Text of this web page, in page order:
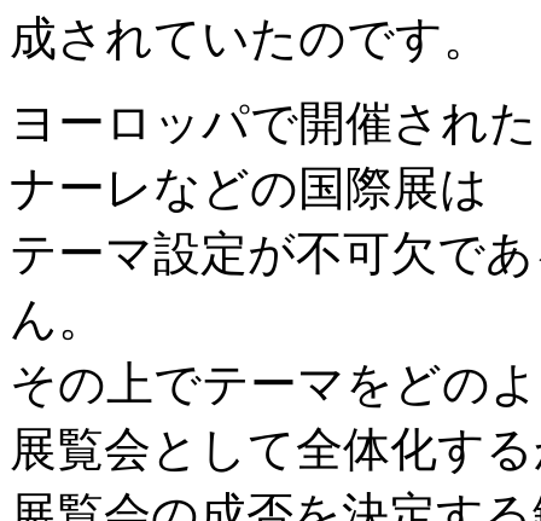
成されていたのです。
ヨーロッパで開催され
ナーレなどの国際展は
テーマ設定が不可欠で
ん。
その上でテーマをどの
展覧会として全体化す